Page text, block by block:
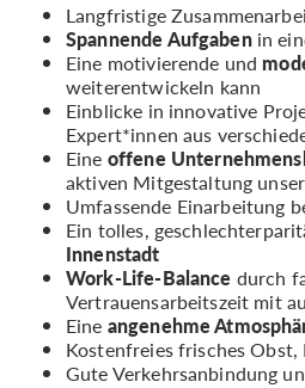
Langfristige
Spannende Aufgabenin
Eine motivierende und
weiterentwickeln kann
Einblicke in innovative
Expert*innen aus
Eine offene
aktiven Mitgestaltung
Umfassende Einarbeitung
Ein tolles,
Innenstadt
Work-Life-Balance durch
Vertrauensarbeitszeit mit
Eine angenehme
Kostenfreies frisches
Gute Verkehrsanbindung